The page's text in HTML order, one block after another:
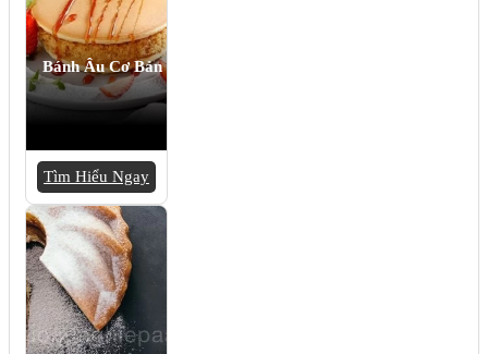
Bánh Âu Cơ Bản
Tìm Hiểu Ngay